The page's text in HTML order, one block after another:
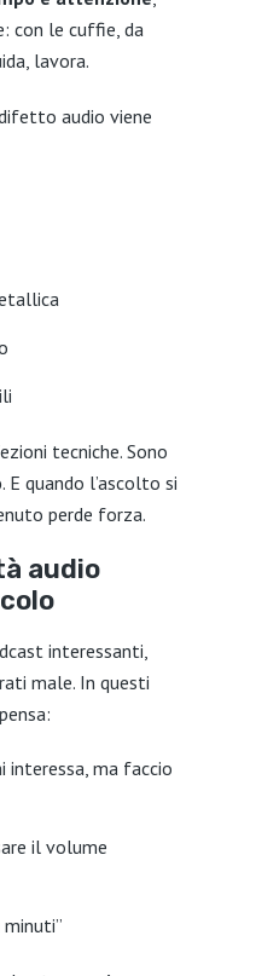
con le cuffie, da
lavora.
audio viene
tecniche. Sono
. E quando l’ascolto si
perde forza.
audio
interessanti,
male. In questi
interessa, ma faccio
il volume